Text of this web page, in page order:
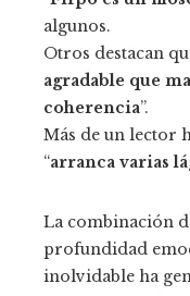
algunos.
Otros destacan
agradable que
coherencia”.
Más de un lector
“arranca varias
La combinación
profundidad
inolvidable ha